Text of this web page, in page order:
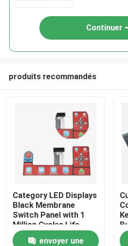
Aperçu
Produits
Continuer
produits recommandés
Category LED Displays
Black Membrane
Switch Panel with 1
Million Cycles Life
Span
envoyer une